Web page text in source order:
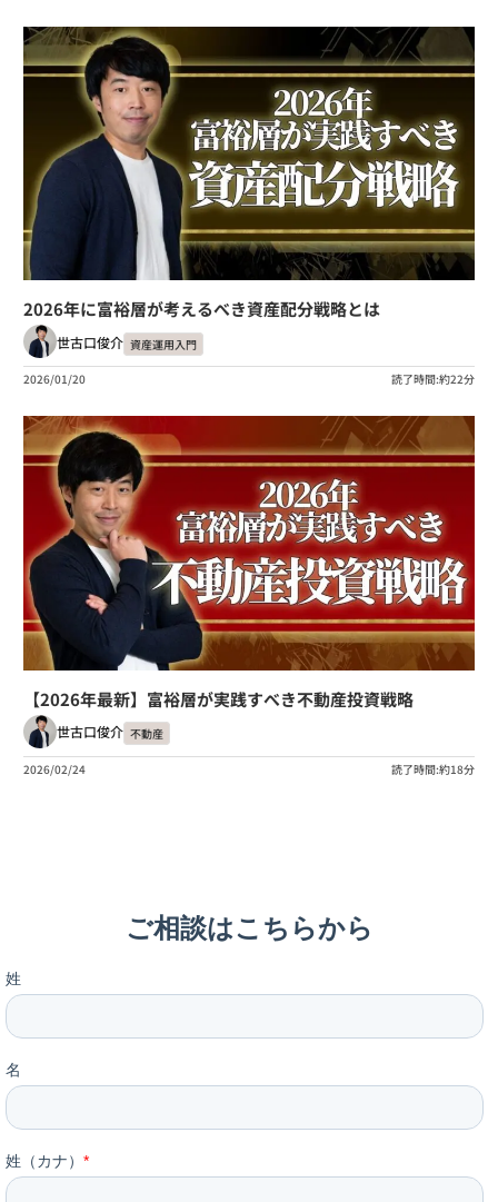
2026年に富裕層が考えるべき資産配分戦略とは
世古口俊介 資産運用入門
2026/01/20 読了時間:約22分
【2026年最新】富裕層が実践すべき不動産投資戦略
世古口俊介 不動産
2026/02/24 読了時間:約18分